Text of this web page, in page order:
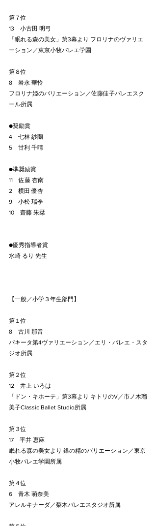
第７位
13　小古田 明弓
「眠れる森の美女」第3幕より フロリナのヴァリエ
ーション／東京小牧バレエ学園
第８位
8　岩永 華怜
フロリナ姫のバリエーション／佐藤佳子バレエスク
ール所属
●奨励賞
4　七林 紗蘭
5　甘利 千晴
●準奨励賞
11　佐藤 杏南
2　横田 優杏
9　小松 瑞季
10　齋藤 朱栞
●優秀指導者賞
水崎 るり 先生
【一般／小学３年生部門】
第１位
8　古川 那音
パキータ第4ヴァリエーション／エリ・バレエ・スタ
ジオ所属
第２位
12　井上 いろは
「ドン・キホーテ」第3幕より キトリのV／市ノ木瑠
美子Classic Ballet Studio所属
第３位
17　平井 恵麻
眠れる森の美女より 銀の精のバリエーション／東京
小牧バレエ学園所属
第４位
6　青木 萌奈美
アレルキナーダ／梨木バレエスタジオ所属